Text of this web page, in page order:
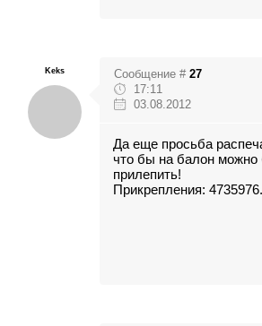
Keks Сообщение # 27
17:11
03.08.2012
Да еще просьба
что бы на балон
прилепить!
Прикрепления: